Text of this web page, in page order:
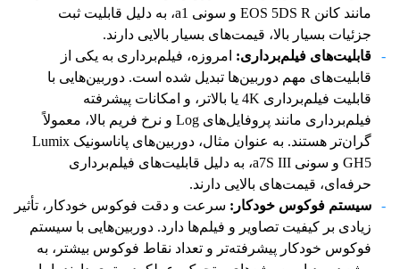
مانند کانن EOS 5DS R و سونی a1، به دلیل قابلیت ثبت
جزئیات بسیار بالا، قیمت‌های بسیار بالایی دارند.
قابلیت‌های فیلم‌برداری: امروزه، فیلم‌برداری به یکی از
قابلیت‌های مهم دوربین‌ها تبدیل شده است. دوربین‌هایی با
قابلیت فیلم‌برداری 4K یا بالاتر، و امکانات پیشرفته
فیلم‌برداری مانند پروفایل‌های Log و نرخ فریم بالا، معمولاً
گران‌تر هستند. به عنوان مثال، دوربین‌های پاناسونیک Lumix
GH5 و سونی a7S III، به دلیل قابلیت‌های فیلم‌برداری
حرفه‌ای، قیمت‌های بالایی دارند.
سیستم فوکوس خودکار: سرعت و دقت فوکوس خودکار، تأثیر
زیادی بر کیفیت تصاویر و فیلم‌ها دارد. دوربین‌هایی با سیستم
فوکوس خودکار پیشرفته‌تر و تعداد نقاط فوکوس بیشتر، به